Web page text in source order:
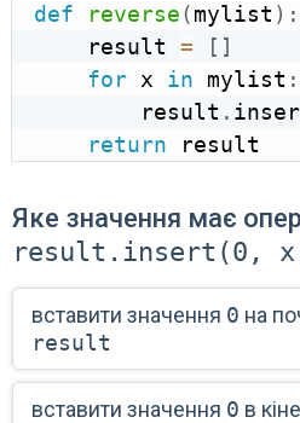
def
reverse(mylist ) :
    result
= [ ]
for x in mylist :
        result
.
return
Яке значення має
result.insert(0,
вставити значення 0 на
result
вставити значення 0 в